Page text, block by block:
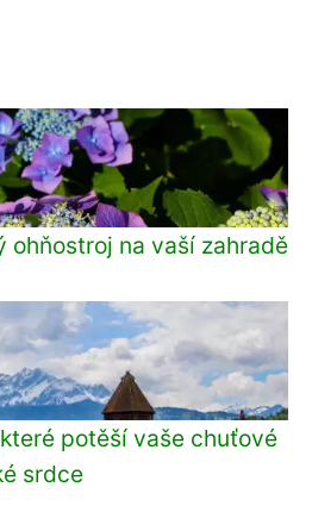
ohňostroj na vaší zahradě
potěší vaše chuťové
srdce